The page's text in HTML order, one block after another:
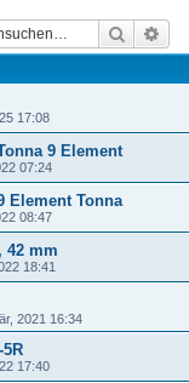
Suche
17:08
9 Element
07:24
Element Tonna
08:47
42 mm
18:41
2021 16:34
17:40